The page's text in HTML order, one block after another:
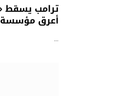
ترامب يسقط
أعرق مؤسسة
…